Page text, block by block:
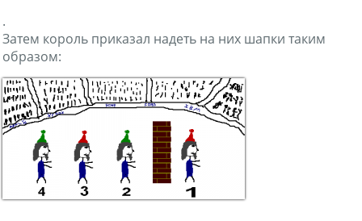
.
Затем король приказал надеть на них шапки таким
образом: